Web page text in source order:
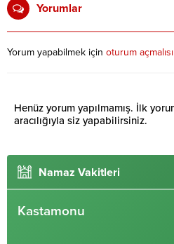
Yorumlar
Yorum yapabilmek için oturum
Henüz yorum yapılmamış. İlk
aracılığıyla siz yapabilirsiniz.
Namaz Vakitleri
Kastamonu